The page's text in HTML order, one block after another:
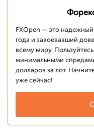
FXOpen — это
года и завоевавший
всему миру.
минимальными
долларов за лот.
уже сейчас!